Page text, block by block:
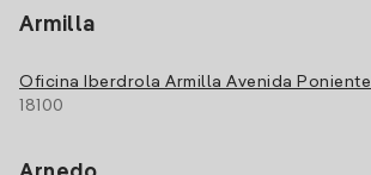
Armilla
Oficina Iberdrola Armilla Avenida Poniente
18100